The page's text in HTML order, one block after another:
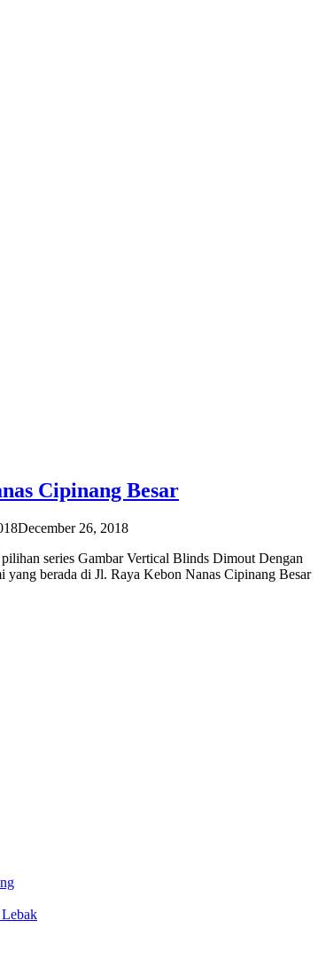
Cipinang Besar
December 26, 2018
series Gambar Vertical Blinds Dimout Dengan
berada di Jl. Raya Kebon Nanas Cipinang Besar